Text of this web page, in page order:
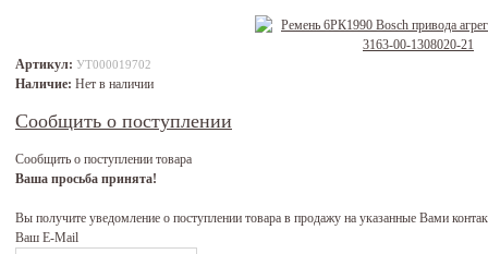
Артикул: УТ000019702
Наличие: Нет в наличии
Сообщить о поступлении
Сообщить о поступлении товара
Ваша просьба принята!
Вы получите уведомление о поступлении товара в продажу на указанные Вами
Ваш E-Mail